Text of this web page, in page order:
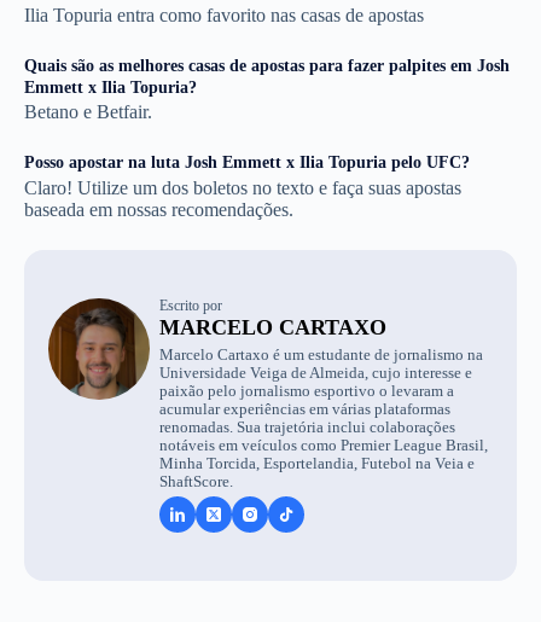
Ilia Topuria entra como favorito nas casas de apostas
Quais são as melhores casas de apostas para fazer palpites em Josh
Emmett x Ilia Topuria?
Betano e Betfair.
Posso apostar na luta Josh Emmett x Ilia Topuria pelo UFC?
Claro! Utilize um dos boletos no texto e faça suas apostas
baseada em nossas recomendações.
Escrito por
MARCELO CARTAXO
Marcelo Cartaxo é um estudante de jornalismo na
Universidade Veiga de Almeida, cujo interesse e
paixão pelo jornalismo esportivo o levaram a
acumular experiências em várias plataformas
renomadas. Sua trajetória inclui colaborações
notáveis em veículos como Premier League Brasil,
Minha Torcida, Esportelandia, Futebol na Veia e
ShaftScore.